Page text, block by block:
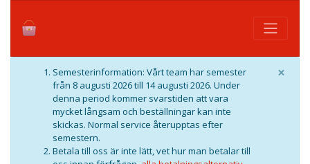
Semesterinformation: Vårt team har semester
från 8 augusti 2026 till 14 augusti 2026. Under
denna period kommer svarstiden att vara
mycket långsam och beställningar kan inte
skickas. Normal service återupptas efter
semestern.
Betala till oss är inte lätt, vet hur man betalar till
×